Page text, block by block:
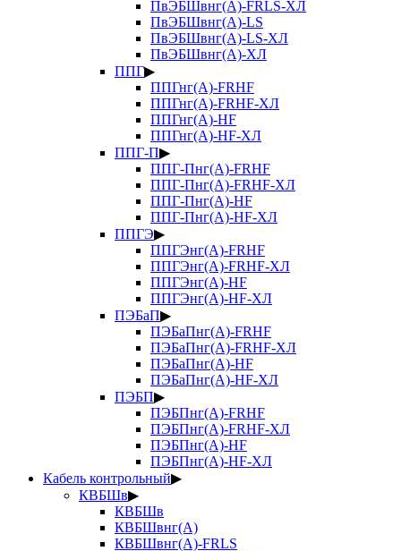
ПвЭБШвнг(А)-FRLS-ХЛ
ПвЭБШвнг(А)-LS
ПвЭБШвнг(А)-LS-ХЛ
ПвЭБШвнг(А)-ХЛ
ППГ▶
ППГнг(А)-FRHF
ППГнг(А)-FRHF-ХЛ
ППГнг(А)-HF
ППГнг(А)-HF-ХЛ
ППГ-П▶
ППГ-Пнг(А)-FRHF
ППГ-Пнг(А)-FRHF-ХЛ
ППГ-Пнг(А)-HF
ППГ-Пнг(А)-HF-ХЛ
ППГЭ▶
ППГЭнг(А)-FRHF
ППГЭнг(А)-FRHF-ХЛ
ППГЭнг(А)-HF
ППГЭнг(А)-HF-ХЛ
ПЭБаП▶
ПЭБаПнг(А)-FRHF
ПЭБаПнг(А)-FRHF-ХЛ
ПЭБаПнг(А)-HF
ПЭБаПнг(А)-HF-ХЛ
ПЭБП▶
ПЭБПнг(А)-FRHF
ПЭБПнг(А)-FRHF-ХЛ
ПЭБПнг(А)-HF
ПЭБПнг(А)-HF-ХЛ
Кабель контрольный▶
КВБШв▶
КВБШв
КВБШвнг(А)
КВБШвнг(А)-FRLS